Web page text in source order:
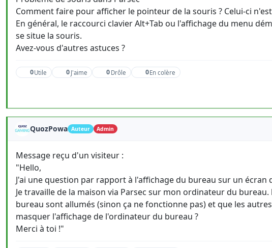
Comment faire pour afficher le pointeur de la souris ? Celui-ci
En général, le raccourci clavier Alt+Tab ou l'affichage du menu
se situe la souris.
Avez-vous d'autres astuces ?
0Utile 0 J'aime 0 Drôle 0En colère
QuozPowa Auteur Admin
Message reçu d'un visiteur :
"Hello,
J'ai une question par rapport à l'affichage du bureau sur un écran
Je travaille de la maison via Parsec sur mon ordinateur du
bureau sont allumés (sinon ça ne fonctionne pas) et que les
masquer l'affichage de l'ordinateur du bureau ?
Merci à toi !"